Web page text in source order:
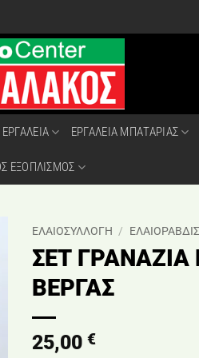
ΕΡΓΑΛΕΙΑ ΜΠΑΤΑΡΙΑΣ
ΕΞΟΠΛΙΣΜΟΣ
ΕΛΑΙΟΣΥΛΛΟΓΗ /
ΣΕΤ
ΒΕΡΓΑΣ
25,00 €